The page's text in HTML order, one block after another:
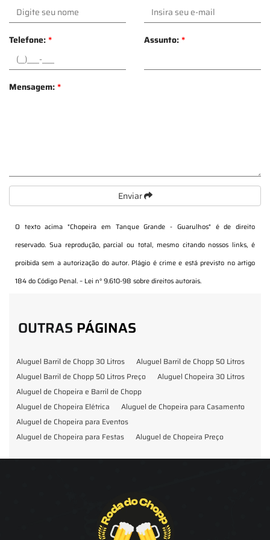
Telefone:* Assunto:*
Mensagem:*
Enviar
O texto acima "Chopeira em Tanque Grande - Guarulhos" é de direito
reservado. Sua reprodução, parcial ou total, mesmo citando nossos links, é
proibida sem a autorização do autor. Plágio é crime e está previsto no artigo
184 do Código Penal. – Lei n° 9.610-98 sobre direitos autorais.
OUTRAS PÁGINAS
Aluguel Barril de Chopp 30 Litros
Aluguel Barril de Chopp 50 Litros
Aluguel Barril de Chopp 50 Litros Preço
Aluguel Chopeira 30 Litros
Aluguel de Chopeira e Barril de Chopp
Aluguel de Chopeira Elétrica
Aluguel de Chopeira para Casamento
Aluguel de Chopeira para Eventos
Aluguel de Chopeira para Festas
Aluguel de Chopeira Preço
Chopp Festas e Eventos
Chopp Pilsen
Fornecedor Barril de Chopp
Fornecedor de Barril de Chopp